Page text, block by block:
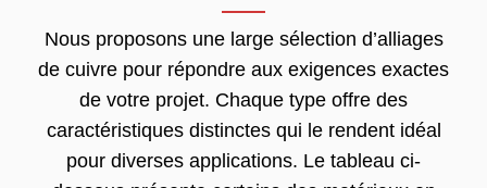
Nous proposons une large sélection d’alliages
de cuivre pour répondre aux exigences exactes
de votre projet. Chaque type offre des
caractéristiques distinctes qui le rendent idéal
pour diverses applications. Le tableau ci-